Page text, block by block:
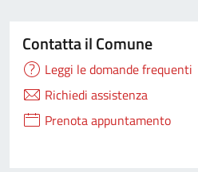
Contatta il Comune
Leggi le domande frequenti
Richiedi assistenza
Prenota appuntamento